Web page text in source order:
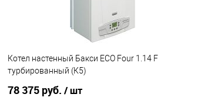
Котел настенный Бакси ECO Four 1.14 F
турбированный (К5)
78 375 руб. / шт